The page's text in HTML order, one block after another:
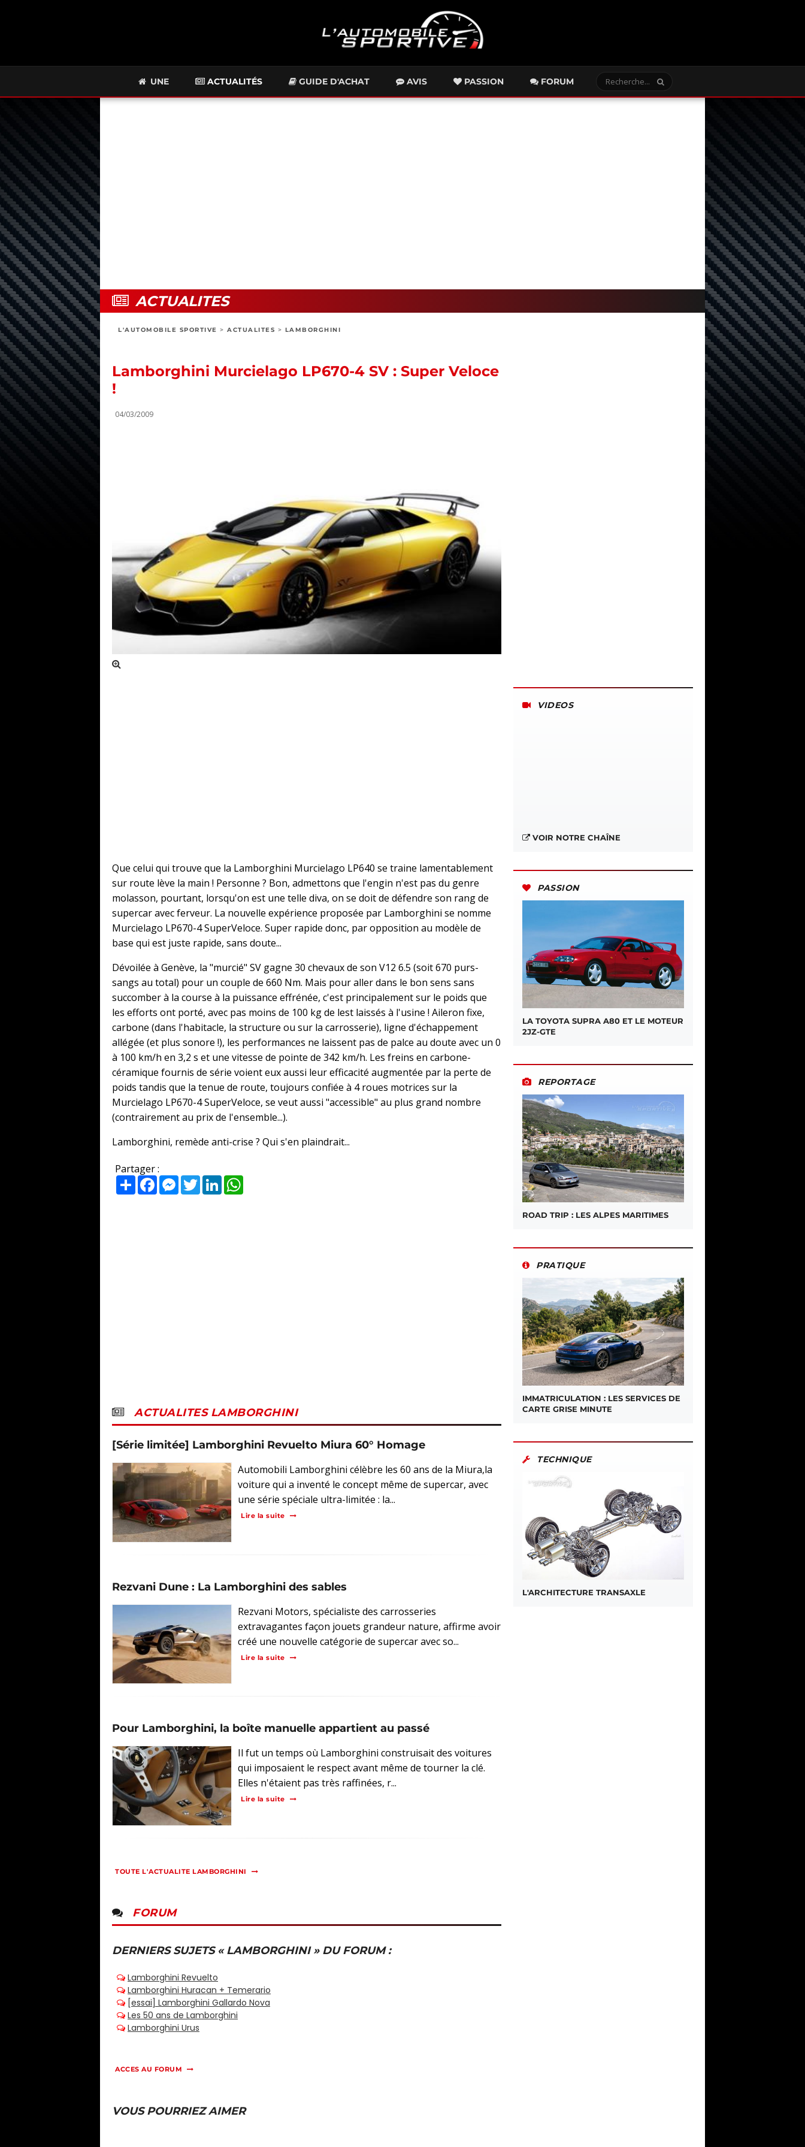
UNE ACTUALITÉS GUIDE D'ACHAT AVIS PASSION FORUM
ACTUALITES
L'AUTOMOBILE SPORTIVE > ACTUALITES > LAMBORGHINI
Lamborghini Murcielago LP670-4 SV : Super Veloce
!
04/03/2009
Que celui qui trouve que la Lamborghini Murcielago LP640 se traine lamentablement
sur route lève la main ! Personne ? Bon, admettons que l'engin n'est pas du genre
molasson, pourtant, lorsqu'on est une telle diva, on se doit de défendre son rang de
supercar avec ferveur. La nouvelle expérience proposée par Lamborghini se nomme
Murcielago LP670-4 SuperVeloce. Super rapide donc, par opposition au modèle de
base qui est juste rapide, sans doute...
Dévoilée à Genève, la "murcié" SV gagne 30 chevaux de son V12 6.5 (soit 670 purs-
sangs au total) pour un couple de 660 Nm. Mais pour aller dans le bon sens sans
succomber à la course à la puissance effrénée, c'est principalement sur le poids que
les efforts ont porté, avec pas moins de 100 kg de lest laissés à l'usine ! Aileron fixe,
carbone (dans l'habitacle, la structure ou sur la carrosserie), ligne d'échappement
allégée (et plus sonore !), les performances ne laissent pas de palce au doute avec un 0
à 100 km/h en 3,2 s et une vitesse de pointe de 342 km/h. Les freins en carbone-
céramique fournis de série voient eux aussi leur efficacité augmentée par la perte de
poids tandis que la tenue de route, toujours confiée à 4 roues motrices sur la
Murcielago LP670-4 SuperVeloce, se veut aussi "accessible" au plus grand nombre
(contrairement au prix de l'ensemble...).
Lamborghini, remède anti-crise ? Qui s'en plaindrait...
Partager :
PartagerFacebookMessenger
TwitterLinkedIn
ACTUALITES LAMBORGHINI
[Série limitée] Lamborghini Revuelto Miura 60° Homage
Automobili Lamborghini célèbre les 60 ans de la Miura,la
voiture qui a inventé le concept même de supercar, avec
une série spéciale ultra-limitée : la...
Lire la suite
Rezvani Dune : La Lamborghini des sables
Rezvani Motors, spécialiste des carrosseries
extravagantes façon jouets grandeur nature, affirme avoir
créé une nouvelle catégorie de supercar avec so...
Lire la suite
Pour Lamborghini, la boîte manuelle appartient au passé
Il fut un temps où Lamborghini construisait des voitures
qui imposaient le respect avant même de tourner la clé.
Elles n'étaient pas très raffinées, r...
Lire la suite
TOUTE L'ACTUALITE LAMBORGHINI
FORUM
DERNIERS SUJETS « LAMBORGHINI » DU FORUM :
ACCES AU FORUM
VIDEOS
VOIR NOTRE CHAÎNE
PASSION
LA TOYOTA SUPRA A80 ET LE MOTEUR
2JZ-GTE
REPORTAGE
ROAD TRIP : LES ALPES MARITIMES
PRATIQUE
IMMATRICULATION : LES SERVICES DE
CARTE GRISE MINUTE
TECHNIQUE
L'ARCHITECTURE TRANSAXLE
VOUS POURRIEZ AIMER